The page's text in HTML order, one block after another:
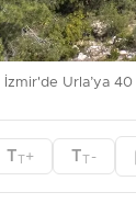
İzmir'de Urla’ya
TT+ TT -